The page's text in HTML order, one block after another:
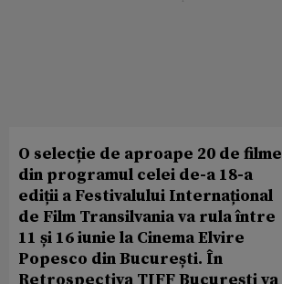
O selecție de aproape 20 de filme
din programul celei de-a 18-a
ediții a Festivalului Internațional
de Film Transilvania va rula între
11 și 16 iunie la Cinema Elvire
Popesco din București. În
Retrospectiva TIFF București va